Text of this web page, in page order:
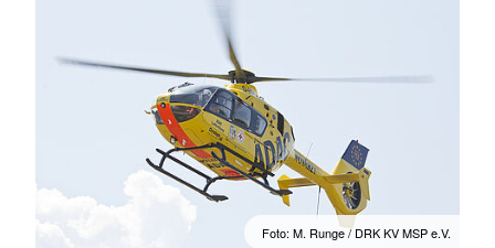
Foto: M. Runge / DRK KV MSP e.V.